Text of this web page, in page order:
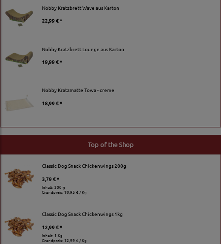
Nobby Kratzbrett Wave aus Karton
22,99 € *
Nobby Kratzbrett Lounge aus Karton
19,99 € *
Nobby Kratzmatte Towa - creme
18,99 € *
Top of the Shop
Classic Dog Snack Chickenwings 200g
3,79 € *
Inhalt: 200 g
Grundpreis:18,95 € / Kg
Classic Dog Snack Chickenwings 1kg
12,99 € *
Inhalt: 1 Kg
Grundpreis: 12,99 € / Kg